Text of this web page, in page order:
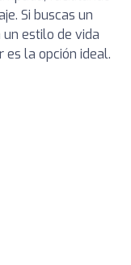
Si buscas un
estilo de vida
es la opción ideal.